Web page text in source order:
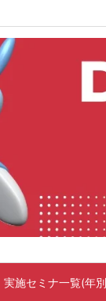
実施セミナ一覧(年